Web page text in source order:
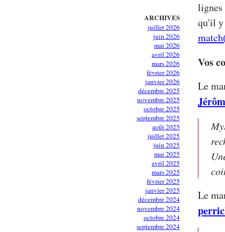
ARCHIVES
juillet 2026
juin 2026
mai 2026
avril 2026
mars 2026
février 2026
janvier 2026
décembre 2025
novembre 2025
octobre 2025
septembre 2025
août 2025
juillet 2025
juin 2025
mai 2025
avril 2025
mars 2025
février 2025
janvier 2025
décembre 2024
novembre 2024
octobre 2024
septembre 2024
lignes
qu'il y
Vos
Le
Le